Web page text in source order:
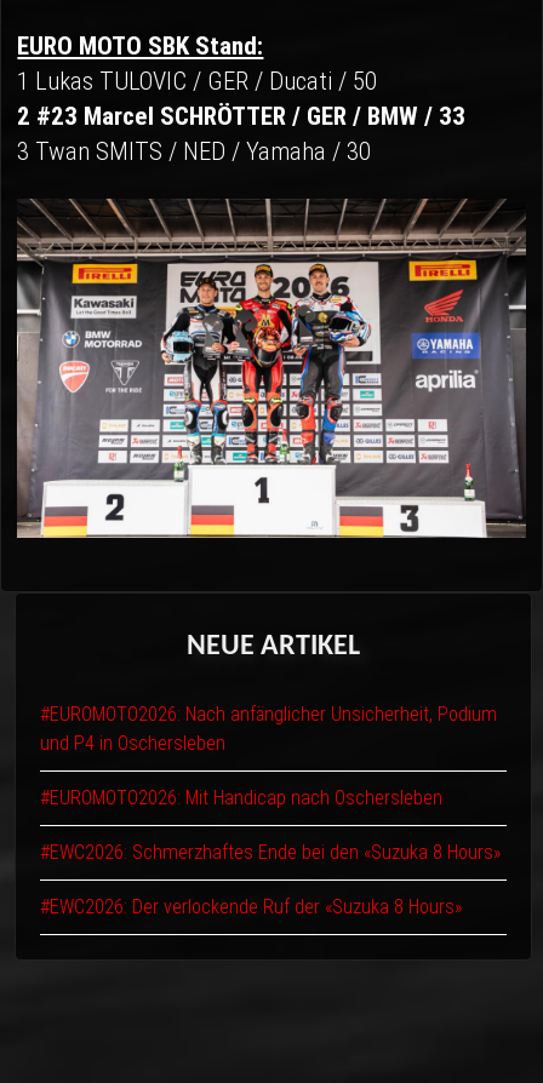
EURO MOTO SBK Stand:
1 Lukas TULOVIC / GER / Ducati / 50
2 #23 Marcel SCHRÖTTER / GER / BMW / 33
3 Twan SMITS / NED / Yamaha / 30
NEUE ARTIKEL
#EUROMOTO2026: Nach anfänglicher Unsicherheit, Podium
und P4 in Oschersleben
#EUROMOTO2026: Mit Handicap nach Oschersleben
#EWC2026: Schmerzhaftes Ende bei den «Suzuka 8 Hours»
#EWC2026: Der verlockende Ruf der «Suzuka 8 Hours»